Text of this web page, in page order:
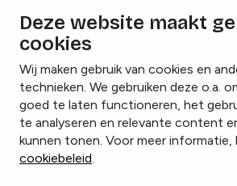
Deze website maakt
cookies
Wij maken gebruik van cookies en
technieken. We gebruiken deze o.a.
goed te laten functioneren, het
te analyseren en relevante content
kunnen tonen. Voor meer informatie,
cookiebeleid.
Inspiratie en tips om
organiseren?
Lees onze